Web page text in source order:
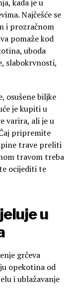
kada je u
Najčešće se
i prozračnom
pomaže kod
uboda
slabokrvnosti,
osušene biljke
je kupiti u
varira, ali je u
pripremite
trave preliti
travom treba
ocijediti te
u
grčeva
opekotina od
i ublažavanje